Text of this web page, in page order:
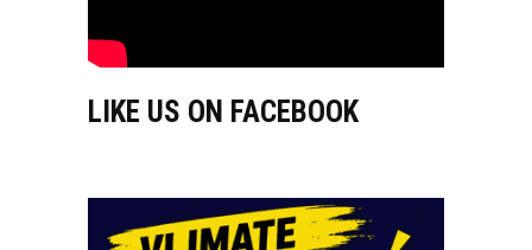
LIKE US ON FACEBOOK